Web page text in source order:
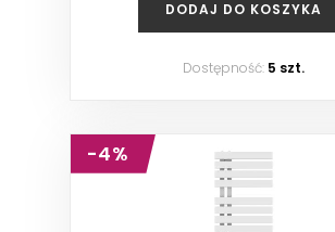
DODAJ DO KOSZYKA
Dostępność: 5 szt.
-4%